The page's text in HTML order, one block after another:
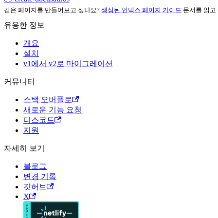
같은 페이지를 만들어보고 싶나요? 생성된 인덱스 페이지 가이드 문서를 읽고
유용한 정보
개요
설치
v1에서 v2로 마이그레이션
커뮤니티
스택 오버플로
새로운 기능 요청
디스코드
지원
자세히 보기
블로그
변경 기록
깃허브
X